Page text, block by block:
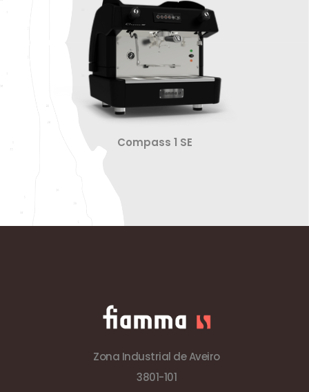
Compass 1 SE
Zona Industrial de Aveiro
3801-101